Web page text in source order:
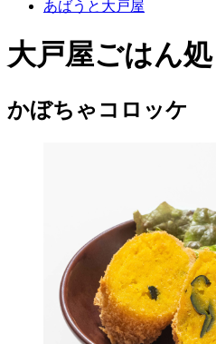
あばうと大戸屋
大戸屋ごはん
かぼちゃコロッケ